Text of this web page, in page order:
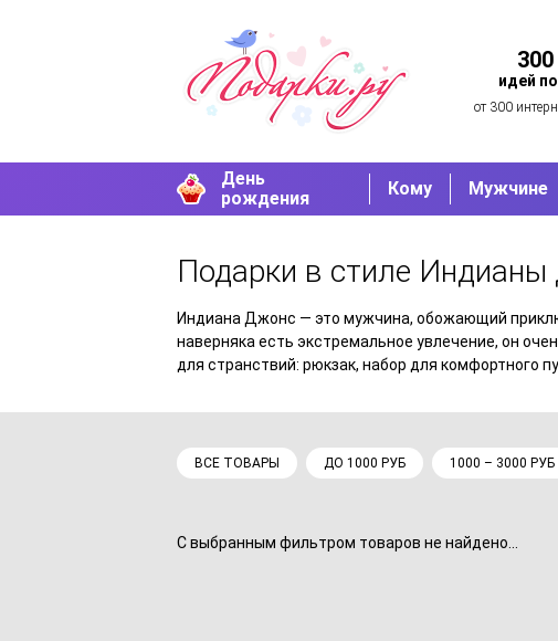
идей
от 300
День
рождения
Кому Мужчине
Подарки в стиле
Индиана Джонс — это мужчина, обожающий
наверняка есть экстремальное увлечение, он
для странствий: рюкзак, набор для комфортного
ВСЕ ТОВАРЫ ДО 1000 РУБ 1000 – 3000 РУБ
С выбранным фильтром товаров не найдено...